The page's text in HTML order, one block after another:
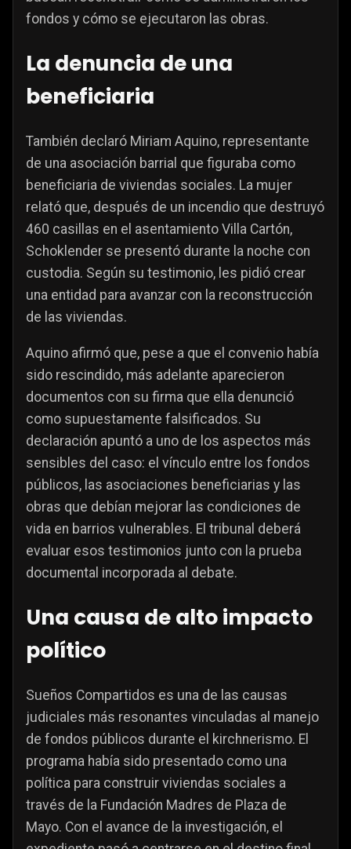
fondos y cómo se ejecutaron las obras.
La denuncia de una
beneficiaria
También declaró Miriam Aquino, representante
de una asociación barrial que figuraba como
beneficiaria de viviendas sociales. La mujer
relató que, después de un incendio que destruyó
460 casillas en el asentamiento Villa Cartón,
Schoklender se presentó durante la noche con
custodia. Según su testimonio, les pidió crear
una entidad para avanzar con la reconstrucción
de las viviendas.
Aquino afirmó que, pese a que el convenio había
sido rescindido, más adelante aparecieron
documentos con su firma que ella denunció
como supuestamente falsificados. Su
declaración apuntó a uno de los aspectos más
sensibles del caso: el vínculo entre los fondos
públicos, las asociaciones beneficiarias y las
obras que debían mejorar las condiciones de
vida en barrios vulnerables. El tribunal deberá
evaluar esos testimonios junto con la prueba
documental incorporada al debate.
Una causa de alto impacto
político
Sueños Compartidos es una de las causas
judiciales más resonantes vinculadas al manejo
de fondos públicos durante el kirchnerismo. El
programa había sido presentado como una
política para construir viviendas sociales a
través de la Fundación Madres de Plaza de
Mayo. Con el avance de la investigación, el